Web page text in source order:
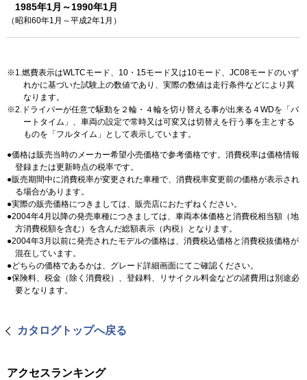
1985年1月～1990年1月
（昭和60年1月～平成2年1月）
1.燃費表示はWLTCモード、10・15モード又は10モード、JC08モードのいず
れかに基づいた試験上の数値であり、実際の数値は走行条件などにより異
なります。
2.ドライバーが任意で駆動を２輪・４輪を切り替える事が出来る４WDを「パ
ートタイム」、車両の設定で常時又は可変又は切替えを行う事を主とする
ものを「フルタイム」として表示しています。
価格は販売当時のメーカー希望小売価格で参考価格です。消費税率は価格情報
登録または更新時点の税率です。
販売期間中に消費税率が変更された車種で、消費税率変更前の価格が表示され
る場合があります。
実際の販売価格につきましては、販売店におたずねください。
2004年4月以降の発売車種につきましては、車両本体価格と消費税相当額（地
方消費税額を含む）を含んだ総額表示（内税）となります。
2004年3月以前に発売されたモデルの価格は、消費税込価格と消費税抜価格が
混在しています。
どちらの価格であるかは、グレード詳細画面にてご確認ください。
保険料、税金（除く消費税）、登録料、リサイクル料金などの諸費用は別途必
要となります。
カタログトップへ戻る
アクセスランキング